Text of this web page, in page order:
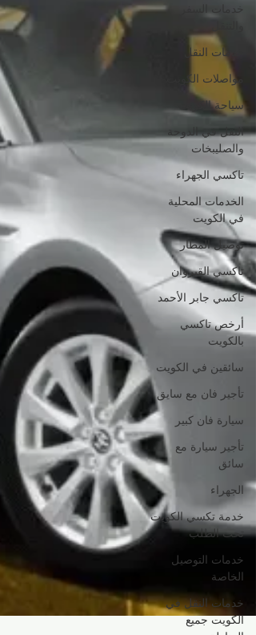
خدمات السفر
خدمات النقل
مواصلات الكويت
سياحة الكويت
النقل في الدوحة
والصليبخات
تاكسي الجهراء
الخدمات المحلية
في الكويت
توصيل المطار
تاكسي القيروان
تاكسي جابر الأحمد
أرخص تاكسي
بالكويت
سائقين في الكويت
تأجير فان مع سايق
سيارة فان كبير
تأجير سيارة مع
سائق
الجهراء
خدمة تكسي الكويت
تحت الطلب
خدمات التوصيل
الخاصة
خدمات النقل في
الكويت جميع